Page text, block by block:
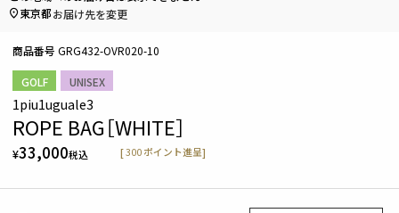
GOLF UNISEX
1piu1uguale3
ROPE BAG［WHITE］
¥33,000税込 [300 ポイント進呈]
商品番号 GRG432-OVR020-10
東京都お届け先を変更